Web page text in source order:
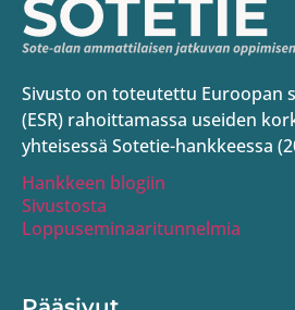
Sivusto on toteutettu Euroopan
(ESR) rahoittamassa useiden
yhteisessä Sotetie-hankkeessa
Hankkeen blogiin
Sivustosta
Loppuseminaaritunnelmia